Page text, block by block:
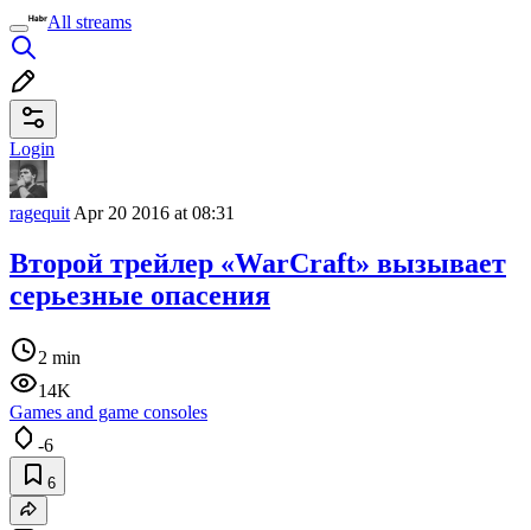
All streams
Login
ragequit Apr 20 2016 at 08:31
Второй трейлер «WarCraft» вызывает
серьезные опасения
2 min
14K
Games and game consoles
-6
6